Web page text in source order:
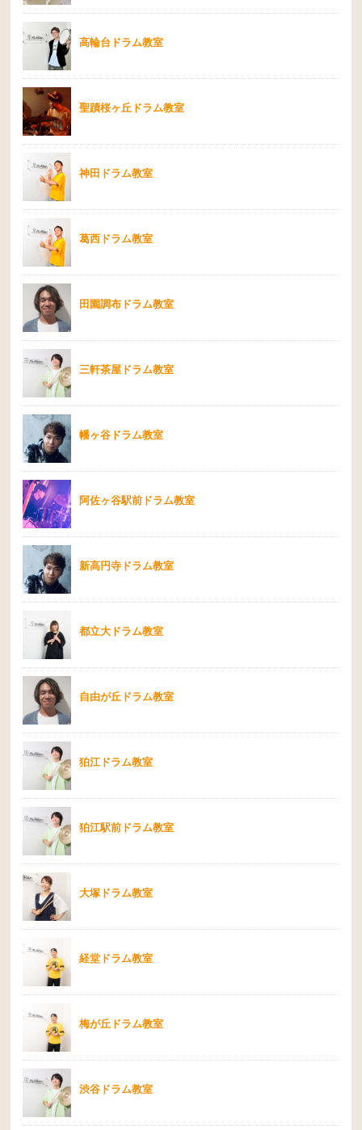
高輪台ドラム教室
聖蹟桜ヶ丘ドラム教室
神田ドラム教室
葛西ドラム教室
田園調布ドラム教室
三軒茶屋ドラム教室
幡ヶ谷ドラム教室
阿佐ヶ谷駅前ドラム教室
新高円寺ドラム教室
都立大ドラム教室
自由が丘ドラム教室
狛江ドラム教室
狛江駅前ドラム教室
大塚ドラム教室
経堂ドラム教室
梅が丘ドラム教室
渋谷ドラム教室